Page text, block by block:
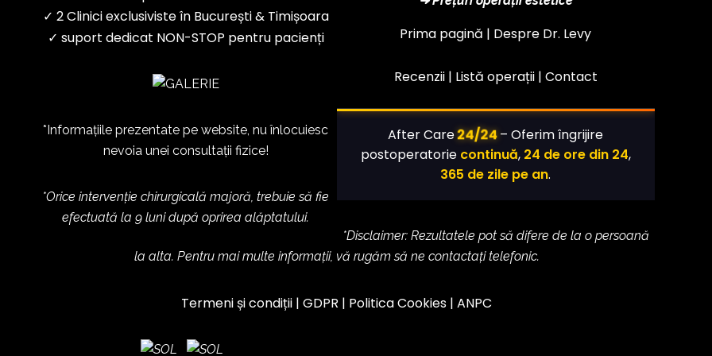
✓ 2 Clinici exclusiviste în București & Timișoara
✓ suport dedicat NON-STOP pentru pacienți
*Informațiile prezentate pe website, nu înlocuiesc
nevoia unei consultații fizice!
*Orice intervenție chirurgicală majoră, trebuie să fie
efectuată la 9 luni după oprirea alăptatului.
Prima pagină | Despre Dr. Levy
Recenzii | Listă operații| Contact
After Care24/24– Oferim îngrijire
postoperatorie continuă, 24 de ore din 24,
365 de zile pe an.
*Disclaimer: Rezultatele pot să difere de la o persoană
la alta. Pentru mai multe informații, vă rugăm să ne contactați telefonic.
Termeni și condiții |GDPR | Politica Cookies |ANPC